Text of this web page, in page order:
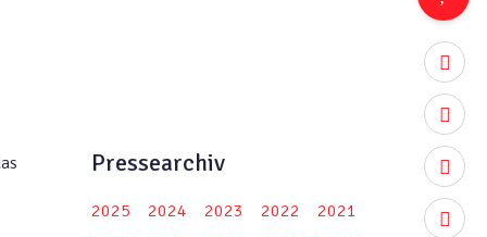
twitter
Pressearchiv
2025 2024 2023 2022
2021